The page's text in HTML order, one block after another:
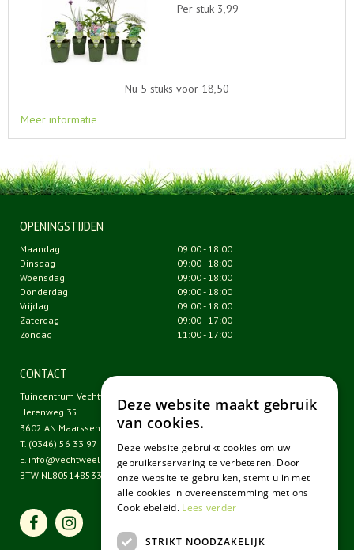
Per stuk 3,99
Nu 5 stuks voor 18,50
Meer informatie
OPENINGSTIJDEN
Maandag
09:00 - 18:00
Dinsdag
09:00 - 18:00
Woensdag
09:00 - 18:00
Donderdag
09:00 - 18:00
Vrijdag
09:00 - 18:00
Zaterdag
09:00 - 17:00
Zondag
11:00 - 17:00
CONTACT
Tuincentrum Vechtweelde
Herenweg 35
3602 AN Maarssen
T. (0346) 56 33 97
E. info@vechtweelde.nl
BTW NL805148533B01
Deze website maakt gebruik
van cookies.
Deze website gebruikt cookies om uw
gebruikerservaring te verbeteren. Door
onze website te gebruiken, stemt u in met
alle cookies in overeenstemming met ons
Cookiebeleid. Lees verder
STRIKT NOODZAKELIJK